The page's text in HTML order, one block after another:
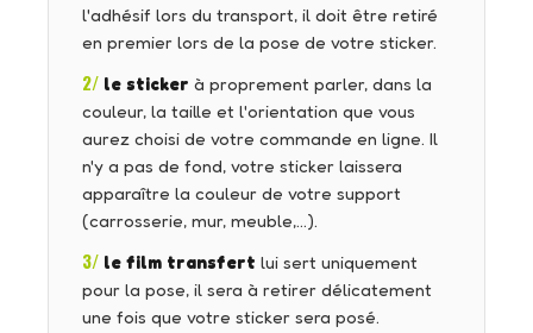
l'adhésif lors du transport, il doit être retiré
en premier lors de la pose de votre sticker.
2/ le sticker à proprement parler, dans la
couleur, la taille et l'orientation que vous
aurez choisi de votre commande en ligne. Il
n'y a pas de fond, votre sticker laissera
apparaître la couleur de votre support
(carrosserie, mur, meuble,…).
3/ le film transfert lui sert uniquement
pour la pose, il sera à retirer délicatement
une fois que votre sticker sera posé.